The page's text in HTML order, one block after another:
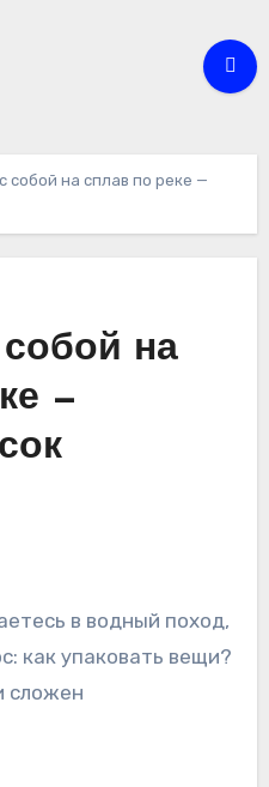
собой на сплав по реке —
на
—
как упаковать вещи?
сложен